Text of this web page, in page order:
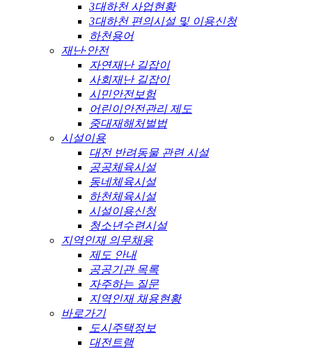
3대하천 사업현황
3대하천 편의시설 및 이용신청
하천용어
재난·안전
자연재난 길잡이
사회재난 길잡이
시민안전보험
어린이안전관리 제도
중대재해처벌법
시설이용
대전 반려동물 관련 시설
공공체육시설
동네체육시설
하천체육시설
시설이용신청
청소년수련시설
지역인재 의무채용
제도 안내
공공기관 목록
자주하는 질문
지역인재 채용현황
바로가기
도시주택정보
대전트램